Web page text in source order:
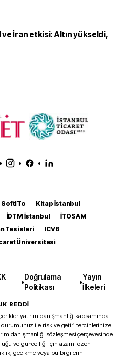
ve İran etkisi: Altın yükseldi,
• • •
SoftITo
Kitap İstanbul
İDTM İstanbul
İTOSAM
Tesisleri
ICVB
Üniversitesi
•
Doğrulama
Politikası
•
Yayın
İlkeleri
REDDİ
yatırım danışmanlığı kapsamında
durumunuz ile risk ve getiri tercihlerinize
danışmanlığı sözleşmesi çerçevesinde
ve güncelliği için azami özen
gecikme veya bu bilgilerin